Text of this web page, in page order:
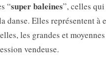
“super baleines”, celles
danse. Elles représentent à
les grandes et
vendeuse.